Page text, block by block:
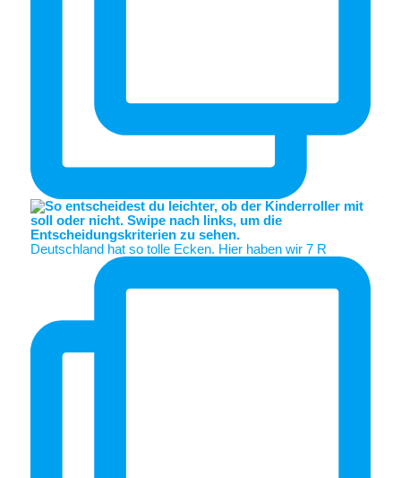
Deutschland hat so tolle Ecken. Hier haben wir 7 R